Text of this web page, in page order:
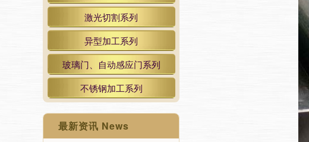
激光切割系列
异型加工系列
玻璃门、自动感应门系列
不锈钢加工系列
最新资讯 News